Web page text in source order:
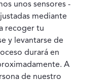
unos sensores -
mediante
recoger tu
y levantarse de
durará en
A
de nuestro